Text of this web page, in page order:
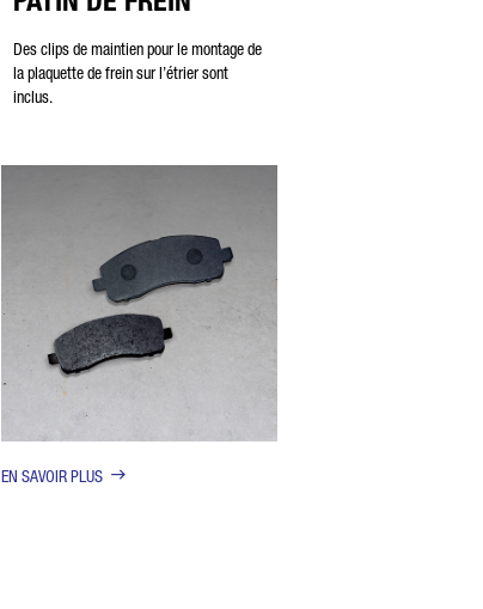
Des clips de maintien pour le montage de
la plaquette de frein sur l’étrier sont
inclus.
EN SAVOIR PLUS